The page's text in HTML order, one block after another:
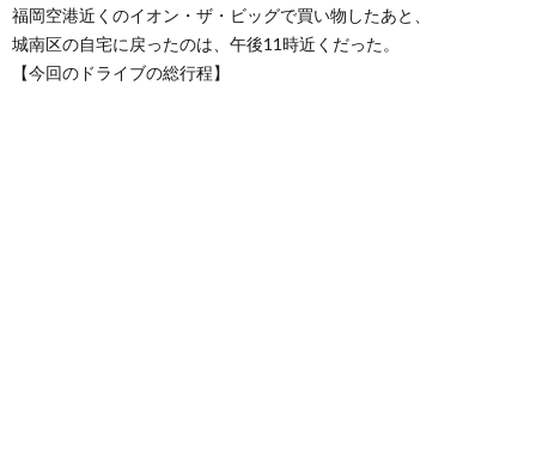
福岡空港近くのイオン・ザ・ビッグで買い物したあと、
城南区の自宅に戻ったのは、午後11時近くだった。
【今回のドライブの総行程】